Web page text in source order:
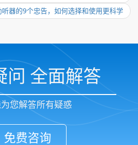
器的9个忠告，如何选择和使用更科学
问 全面解答
您解答所有疑惑
免费咨询